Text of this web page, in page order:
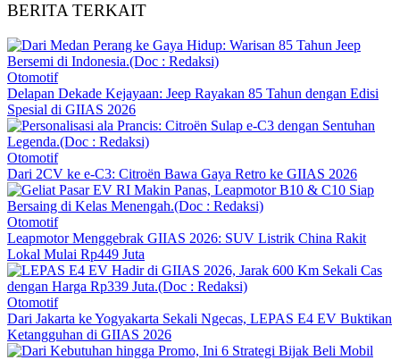
BERITA TERKAIT
Otomotif
Delapan Dekade Kejayaan: Jeep Rayakan 85 Tahun dengan Edisi
Spesial di GIIAS 2026
Otomotif
Dari 2CV ke e-C3: Citroën Bawa Gaya Retro ke GIIAS 2026
Otomotif
Leapmotor Menggebrak GIIAS 2026: SUV Listrik China Rakit
Lokal Mulai Rp449 Juta
Otomotif
Dari Jakarta ke Yogyakarta Sekali Ngecas, LEPAS E4 EV Buktikan
Ketangguhan di GIIAS 2026